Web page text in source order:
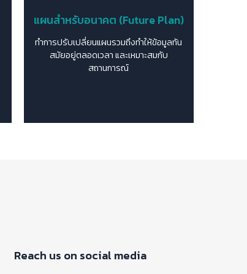
แผนสำหรับอนาคต (Future Plan)
ทำการปรับเปลี่ยนแผนรวมถึงทำให้ข้อมูลทัน
สมัยอยู่ตลอดเวลา และเหมาะสมกับ
สถานการณ์
Reach us on social media